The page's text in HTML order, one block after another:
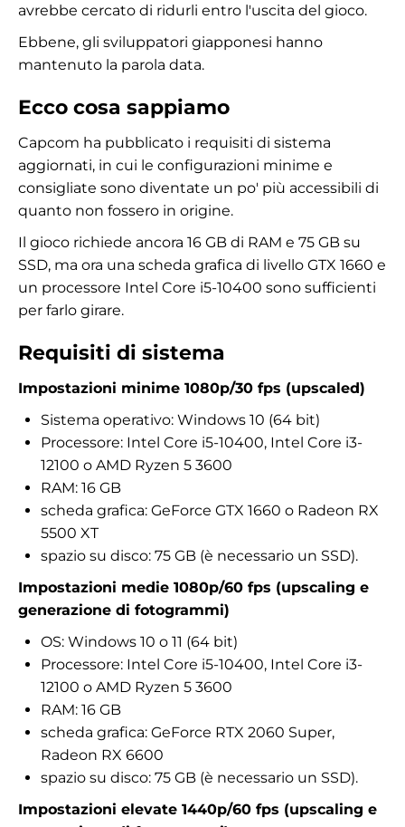
avrebbe cercato di ridurli entro l'uscita del gioco.
Ebbene, gli sviluppatori giapponesi hanno
mantenuto la parola data.
Ecco cosa sappiamo
Capcom ha pubblicato i requisiti di sistema
aggiornati, in cui le configurazioni minime e
consigliate sono diventate un po' più accessibili di
quanto non fossero in origine.
Il gioco richiede ancora 16 GB di RAM e 75 GB su
SSD, ma ora una scheda grafica di livello GTX 1660 e
un processore Intel Core i5-10400 sono sufficienti
per farlo girare.
Requisiti di sistema
Impostazioni minime 1080p/30 fps (upscaled)
Sistema operativo: Windows 10 (64 bit)
Processore: Intel Core i5-10400, Intel Core i3-
12100 o AMD Ryzen 5 3600
RAM: 16 GB
scheda grafica: GeForce GTX 1660 o Radeon RX
5500 XT
spazio su disco: 75 GB (è necessario un SSD).
Impostazioni medie 1080p/60 fps (upscaling e
generazione di fotogrammi)
OS: Windows 10 o 11 (64 bit)
Processore: Intel Core i5-10400, Intel Core i3-
12100 o AMD Ryzen 5 3600
RAM: 16 GB
scheda grafica: GeForce RTX 2060 Super,
Radeon RX 6600
spazio su disco: 75 GB (è necessario un SSD).
Impostazioni elevate 1440p/60 fps (upscaling e